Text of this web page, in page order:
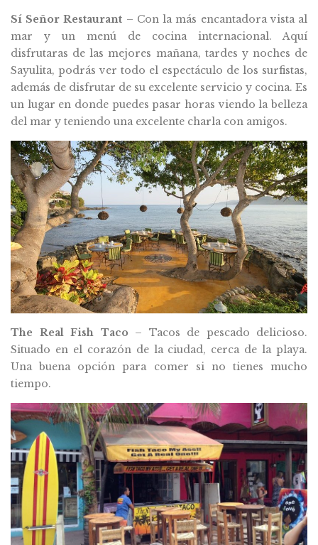
Sí Señor Restaurant – Con la más encantadora vista al
mar y un menú de cocina internacional. Aquí
disfrutaras de las mejores mañana, tardes y noches de
Sayulita, podrás ver todo el espectáculo de los surfistas,
además de disfrutar de su excelente servicio y cocina. Es
un lugar en donde puedes pasar horas viendo la belleza
del mar y teniendo una excelente charla con amigos.
The Real Fish Taco – Tacos de pescado delicioso.
Situado en el corazón de la ciudad, cerca de la playa.
Una buena opción para comer si no tienes mucho
tiempo.